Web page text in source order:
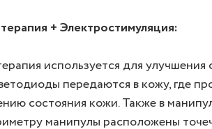
+ Электростимуляция:
используется для
передаются в кожу, где
состояния кожи. Также в
манипулы расположены